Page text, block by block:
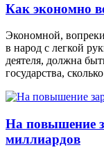
Как экономно
Экономной,
в народ с легкой
деятеля, должна
государства,
На повышение
миллиардов